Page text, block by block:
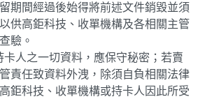
期間經過後始得將前述文件銷毀並須
供高鉅科技、收單機構及各相關主管
驗。
卡人之一切資料，應保守秘密；若賣
責任致資料外洩，除須自負相關法律
鉅科技、收單機構或持卡人因此所受